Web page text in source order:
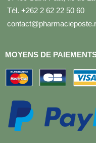
Tél. +262 2 62 22 50 60
MOYENS DE